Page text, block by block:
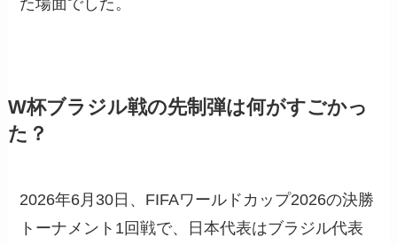
W杯ブラジル戦の先制弾は何がすごかっ
た？
2026年6月30日、FIFAワールドカップ2026の決勝
トーナメント1回戦で、日本代表はブラジル代表